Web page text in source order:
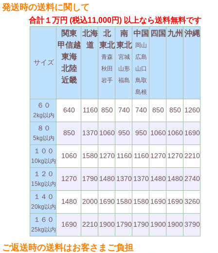
発送時の送料に関して
合計１万円 (税込11,000円) 以上なら送料無料です
サイズ
関東
甲信越
東海
北陸
近畿
北海
道
北
東北
青森
秋田
岩手
南
東北
宮城
山形
福島
中国
岡山
広島
山口
鳥取
島根
四国 九州 沖縄
６０
2kg以内
640 1160 850 740 740 850 850 1260
８０
5kg以内
850 1370 1060 950 950 1060 1060 1690
１００
10kg以内
1060 1580 1270 1160 1160 1270 1270 2210
１２０
15kg以内
1270 1790 1480 1370 1370 1480 1480 2740
１４０
20kg以内
1480 2000 1690 1580 1580 1690 16903260
１６０
25kg以内
1690 2210 1900 1790 1790 1900 19003790
ご返送時の送料はお客さまご負担